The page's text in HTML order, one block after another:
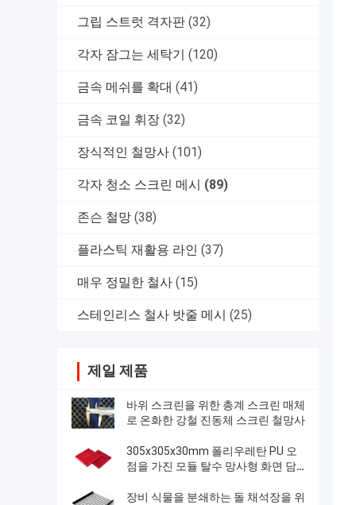
그립 스트럿 격자판 (32)
각자 잠그는 세탁기 (120)
금속 메쉬를 확대 (41)
금속 코일 휘장 (32)
장식적인 철망사 (101)
각자 청소 스크린 메시 (89)
존슨 철망 (38)
플라스틱 재활용 라인 (37)
매우 정밀한 철사 (15)
스테인리스 철사 밧줄 메시 (25)
제일 제품
바위 스크린을 위한 총계 스크린 매체
로 온화한 강철 진동체 스크린 철망사
305x305x30mm 폴리우레탄 PU 오
점을 가진 모듈 탈수 망사형 화면 담
장비 식물을 분쇄하는 돌 채석장을 위